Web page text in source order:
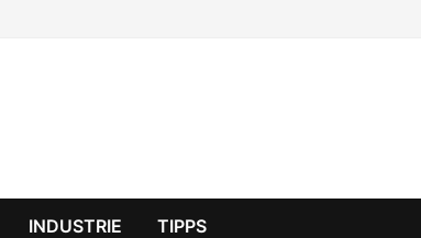
INDUSTRIE TIPPS